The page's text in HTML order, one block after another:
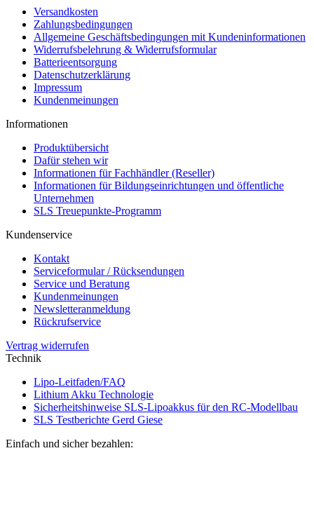
Versandkosten
Zahlungsbedingungen
Allgemeine Geschäftsbedingungen mit Kundeninformationen
Widerrufsbelehrung & Widerrufsformular
Batterieentsorgung
Datenschutzerklärung
Impressum
Kundenmeinungen
Informationen
Produktübersicht
Dafür stehen wir
Informationen für Fachhändler (Reseller)
Informationen für Bildungseinrichtungen und öffentliche
Unternehmen
SLS Treuepunkte-Programm
Kundenservice
Kontakt
Serviceformular / Rücksendungen
Service und Beratung
Kundenmeinungen
Newsletteranmeldung
Rückrufservice
Vertrag widerrufen
Technik
Lipo-Leitfaden/FAQ
Lithium Akku Technologie
Sicherheitshinweise SLS-Lipoakkus für den RC-Modellbau
SLS Testberichte Gerd Giese
Einfach und sicher bezahlen: